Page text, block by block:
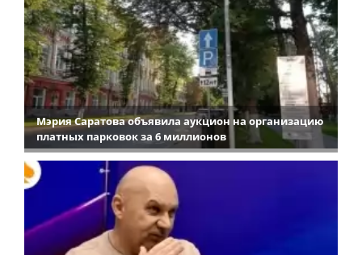
Мэрия Саратова объявила аукцион на организацию
платных парковок за 6 миллионов